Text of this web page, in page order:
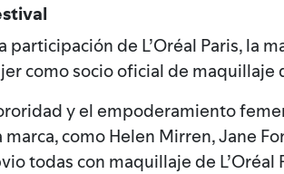
de L’Oréal Paris, la
como socio oficial de maquillaje
y el empoderamiento
como Helen Mirren, Jane
todas con maquillaje de L’Oréal